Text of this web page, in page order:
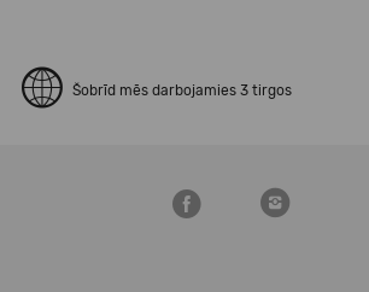
Šobrīd mēs darbojamies 3 tirgos